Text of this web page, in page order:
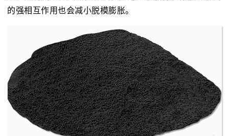
的强相互作用也会减小脱模膨胀。